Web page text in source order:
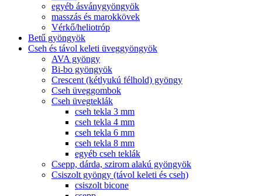
egyéb ásványgyöngyök
masszás és marokkövek
Vérkő/heliotróp
Betű gyöngyök
Cseh és távol keleti üveggyöngyök
AVA gyöngy
Bi-bo gyöngyök
Crescent (kétlyukú félhold) gyöngy
Cseh üveggombok
Cseh üvegteklák
cseh tekla 3 mm
cseh tekla 4 mm
cseh tekla 6 mm
cseh tekla 8 mm
egyéb cseh teklák
Csepp, dárda, szirom alakú gyöngyök
Csiszolt gyöngy (távol keleti és cseh)
csiszolt bicone